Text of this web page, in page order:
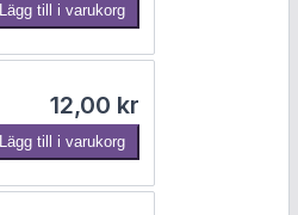
Lägg till i varukorg
12,00 kr
Lägg till i varukorg